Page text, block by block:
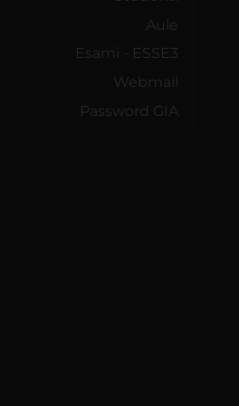
Aule
Esami - ESSE3
Webmail
Password GIA